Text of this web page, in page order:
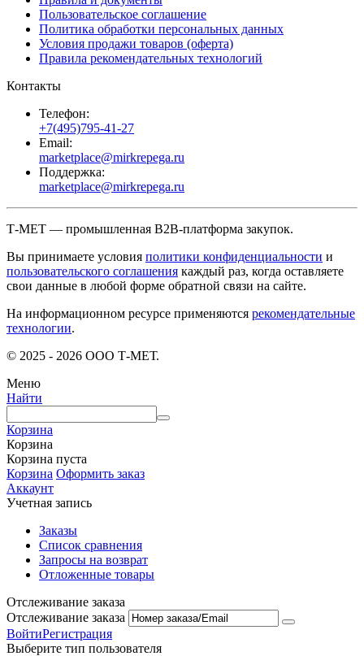
Пользовательское соглашение
Политика обработки персональных данных
Условия продажи товаров (оферта)
Правила рекомендательных технологий
Контакты
Телефон:
+7(495)795-41-27
Email:
marketplace@mirkrepega.ru
Поддержка:
marketplace@mirkrepega.ru
Т-МЕТ — промышленная B2B-платформа закупок.
Вы принимаете условия политики конфиденциальности и
пользовательского соглашения каждый раз, когда оставляете
свои данные в любой форме обратной связи на сайте.
На информационном ресурсе применяются рекомендательные
технологии.
© 2025 - 2026 ООО Т-МЕТ.
Меню
Найти
Корзина
Корзина
Корзина пуста
Корзина Оформить заказ
Аккаунт
Учетная запись
Заказы
Список сравнения
Запросы на возврат
Отложенные товары
Отслеживание заказа
Отслеживание заказа
ВойтиРегистрация
Выберите тип пользователя